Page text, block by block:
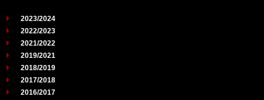
2023/2024
2022/2023
2021/2022
2019/2021
2018/2019
2017/2018
2016/2017